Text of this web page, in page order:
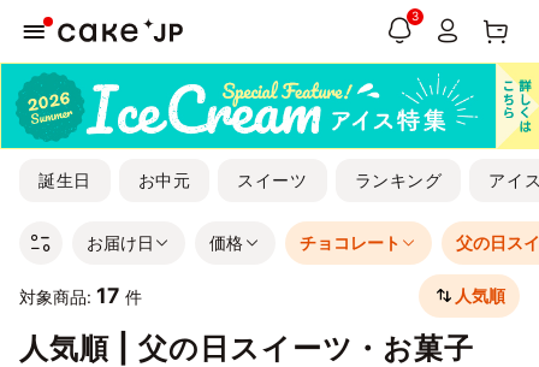
3
誕生日 お中元 スイーツ ランキング アイ
お届け日 価格 チョコレート 父の日ス
対象商品: 17 件 人気順
人気順 | 父の日スイーツ・お菓子